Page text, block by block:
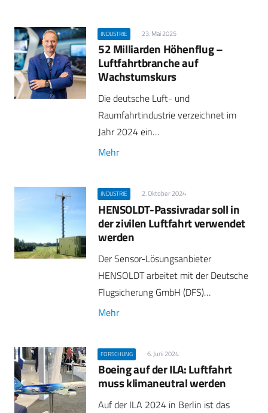
INDUSTRIE 23. Mai 2025
52 Milliarden Höhenflug –
Luftfahrtbranche auf
Wachstumskurs
Die deutsche Luft- und
Raumfahrtindustrie verzeichnet im
Jahr 2024 ein…
Mehr
INDUSTRIE 2. Oktober 2024
HENSOLDT-Passivradar soll in
der zivilen Luftfahrt verwendet
werden
Der Sensor-Lösungsanbieter
HENSOLDT arbeitet mit der Deutsche
Flugsicherung GmbH (DFS)…
Mehr
FORSCHUNG 6. Juni 2024
Boeing auf der ILA: Luftfahrt
muss klimaneutral werden
Auf der ILA 2024 in Berlin ist das